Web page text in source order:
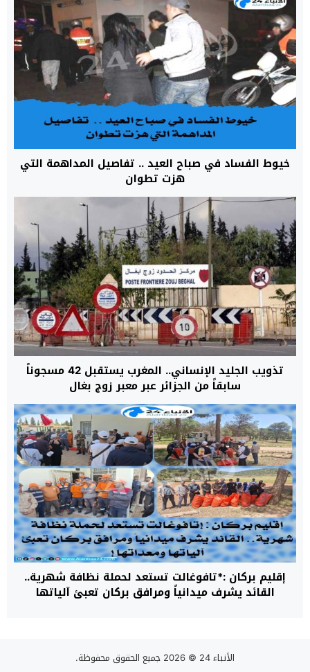
خيوط الفساد في صباح العيد .. تفاصيل المداهمة التي
هزت تطوان
تذويب الجليد الإنساني.. المغرب يستقبل 42 مسجوناً
سابقاً من الجزائر عبر معبر زوج بغال
إقليم بركان :*تافوغالت تستعد لحملة نظافة شهرية..
القائد يشرف ميدانياً ومرافق بركان تعبئ آلياتها
الأنباء 24
© 2026 جميع الحقوق محفوظة.